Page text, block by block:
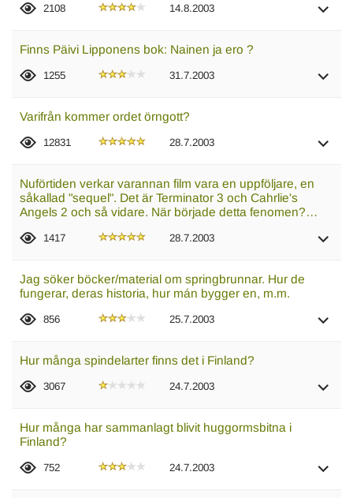
2108 14.8.2003
Finns Päivi Lipponens bok: Nainen ja ero ?
1255 31.7.2003
Varifrån kommer ordet örngott?
12831 28.7.2003
Nuförtiden verkar varannan film vara en uppföljare, en
såkallad "sequel". Det är Terminator 3 och Cahrlie's
Angels 2 och så vidare. När började detta fenomen?…
1417 28.7.2003
Jag söker böcker/material om springbrunnar. Hur de
fungerar, deras historia, hur mán bygger en, m.m.
856 25.7.2003
Hur många spindelarter finns det i Finland?
3067 24.7.2003
Hur många har sammanlagt blivit huggormsbitna i
Finland?
752 24.7.2003